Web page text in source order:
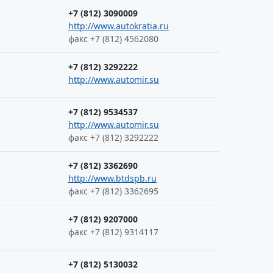
+7 (812) 3090009
http://www.autokratia.ru
факс +7 (812) 4562080
+7 (812) 3292222
http://www.automir.su
+7 (812) 9534537
http://www.automir.su
факс +7 (812) 3292222
+7 (812) 3362690
http://www.btdspb.ru
факс +7 (812) 3362695
+7 (812) 9207000
факс +7 (812) 9314117
+7 (812) 5130032